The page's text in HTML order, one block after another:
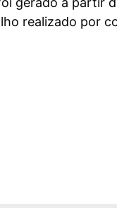
realizado por